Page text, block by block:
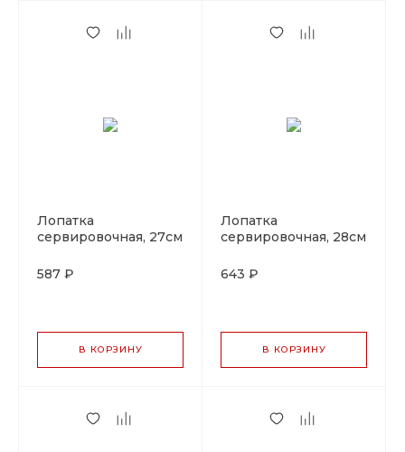
Лопатка
сервировочная, 27см
587 ₽
В КОРЗИНУ
Лопатка
сервировочная, 28см
643 ₽
В КОРЗИНУ